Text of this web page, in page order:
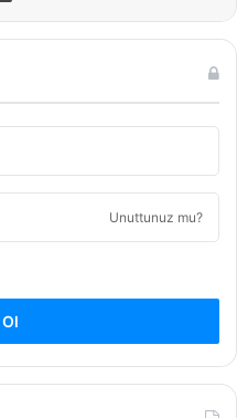
Unuttunuz mu?
Ol